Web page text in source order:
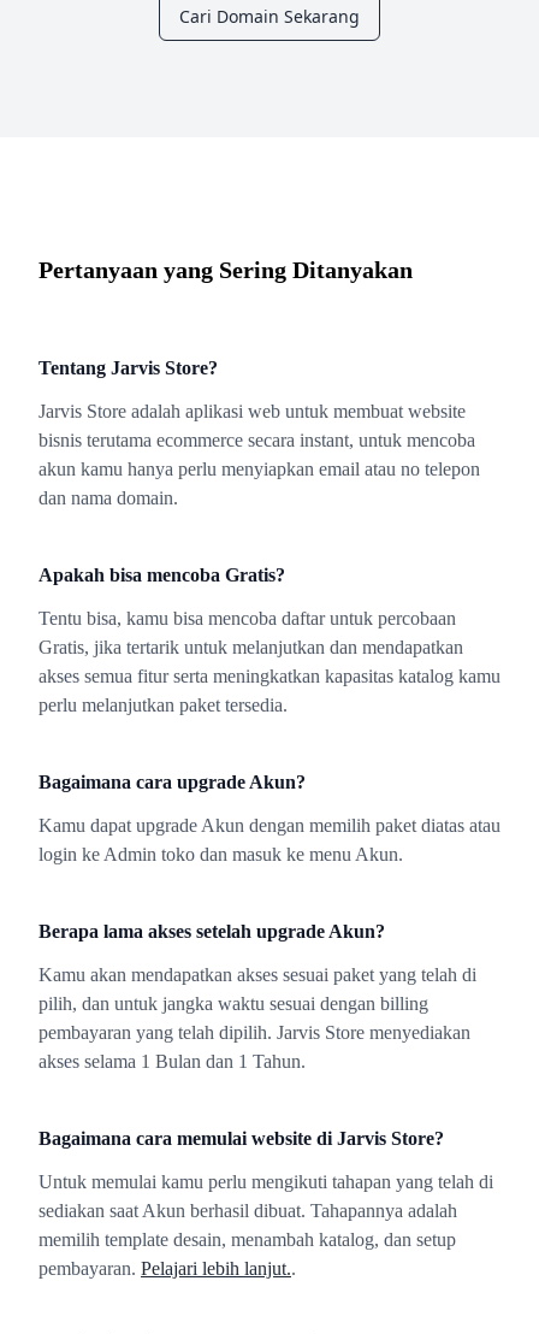
Cari Domain Sekarang
Pertanyaan yang Sering Ditanyakan
Tentang Jarvis Store?
Jarvis Store adalah aplikasi web untuk membuat website
bisnis terutama ecommerce secara instant, untuk mencoba
akun kamu hanya perlu menyiapkan email atau no telepon
dan nama domain.
Apakah bisa mencoba Gratis?
Tentu bisa, kamu bisa mencoba daftar untuk percobaan
Gratis, jika tertarik untuk melanjutkan dan mendapatkan
akses semua fitur serta meningkatkan kapasitas katalog kamu
perlu melanjutkan paket tersedia.
Bagaimana cara upgrade Akun?
Kamu dapat upgrade Akun dengan memilih paket diatas atau
login ke Admin toko dan masuk ke menu Akun.
Berapa lama akses setelah upgrade Akun?
Kamu akan mendapatkan akses sesuai paket yang telah di
pilih, dan untuk jangka waktu sesuai dengan billing
pembayaran yang telah dipilih. Jarvis Store menyediakan
akses selama 1 Bulan dan 1 Tahun.
Bagaimana cara memulai website di Jarvis Store?
Untuk memulai kamu perlu mengikuti tahapan yang telah di
sediakan saat Akun berhasil dibuat. Tahapannya adalah
memilih template desain, menambah katalog, dan setup
pembayaran. Pelajari lebih lanjut..